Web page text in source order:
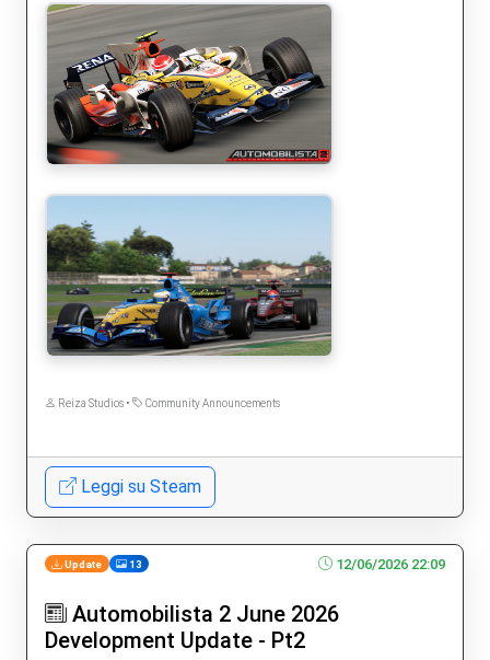
Reiza Studios • Community Announcements
Leggi su Steam
Update 13 12/06/2026 22:09
Automobilista 2 June 2026
Development Update - Pt2